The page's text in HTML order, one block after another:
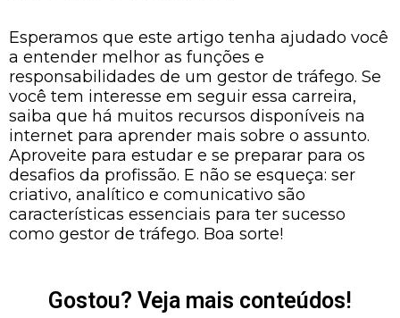
Esperamos que este artigo tenha ajudado você
a entender melhor as funções e
responsabilidades de um gestor de tráfego. Se
você tem interesse em seguir essa carreira,
saiba que há muitos recursos disponíveis na
internet para aprender mais sobre o assunto.
Aproveite para estudar e se preparar para os
desafios da profissão. E não se esqueça: ser
criativo, analítico e comunicativo são
características essenciais para ter sucesso
como gestor de tráfego. Boa sorte!
Gostou? Veja mais conteúdos!